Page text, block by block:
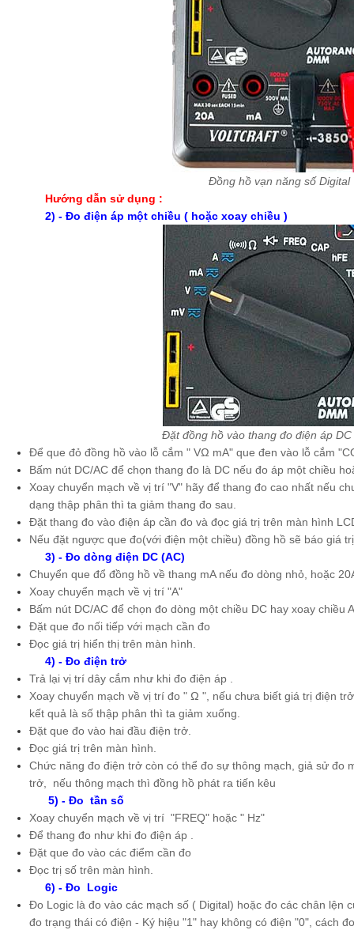
Đồng hồ vạn năng số Digital
Hướng dẫn sử dụng :
2) - Đo điện áp một chiều ( hoặc xoay chiều )
Đặt đồng hồ vào thang đo điện áp DC
Để que đỏ đồng hồ vào lỗ cắm " VΩ mA" que đen vào lỗ cắm
Bấm nút DC/AC để chọn thang đo là DC nếu đo áp một chiều
Xoay chuyển mạch về vị trí "V" hãy để thang đo cao nhất nếu
dạng thập phân thì ta giảm thang đo sau.
Đặt thang đo vào điện áp cần đo và đọc giá trị trên màn hình
Nếu đặt ngược que đo(với điện một chiều) đồng hồ sẽ báo giá
3) - Đo dòng điện DC (AC)
Chuyển que đổ đồng hồ về thang mA nếu đo dòng nhỏ, hoặc
Xoay chuyển mạch về vị trí "A"
Bấm nút DC/AC để chọn đo dòng một chiều DC hay xoay chiều
Đặt que đo nối tiếp với mạch cần đo
Đọc giá trị hiển thị trên màn hình.
4) - Đo điện trở
Trả lại vị trí dây cắm như khi đo điện áp .
Xoay chuyển mạch về vị trí đo " Ω ", nếu chưa biết giá trị điện
kết quả là số thập phân thì ta giảm xuống.
Đặt que đo vào hai đầu điện trở.
Đọc giá trị trên màn hình.
Chức năng đo điện trở còn có thể đo sự thông mạch, giả sử đo
trở, nếu thông mạch thì đồng hồ phát ra tiến kêu
5) - Đo tần số
Xoay chuyển mạch về vị trí "FREQ" hoặc " Hz"
Để thang đo như khi đo điện áp .
Đặt que đo vào các điểm cần đo
Đọc trị số trên màn hình.
6) - Đo Logic
Đo Logic là đo vào các mạch số ( Digital) hoặc đo các chân lện
đo trạng thái có điện - Ký hiệu "1" hay không có điện "0", cách